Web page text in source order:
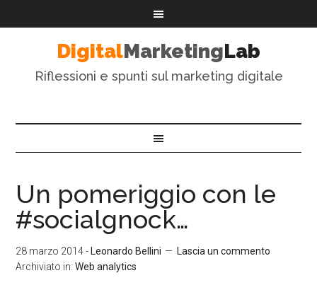
DigitalMarketingLab
Riflessioni e spunti sul marketing digitale
Un pomeriggio con le
#socialgnock…
28 marzo 2014- Leonardo Bellini
Lascia un commento
Archiviato in:Web analytics